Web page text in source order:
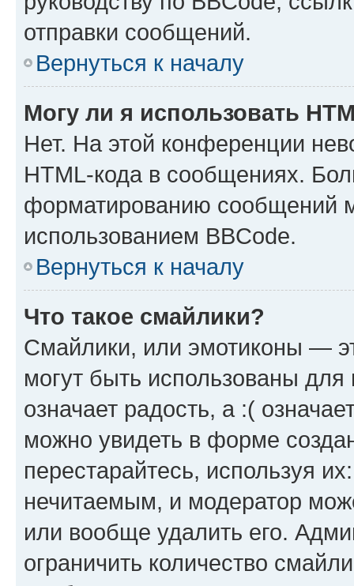
отправки сообщений.
Вернуться к началу
Могу ли я использовать
Нет. На этой конференции
HTML-кода в сообщениях.
форматированию сообщений
использованием BBCode.
Вернуться к началу
Что такое смайлики?
Смайлики, или эмотиконы —
могут быть использованы
означает радость, а :(
можно увидеть в форме
перестарайтесь, используя
нечитаемым, и модератор
или вообще удалить его.
ограничить количество